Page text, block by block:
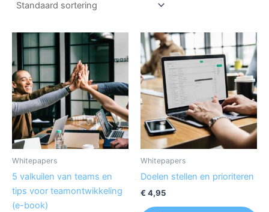
Whitepapers
5 valkuilen van teams en
tips voor teamontwikkeling
(e-book)
Whitepapers
Doelen stellen en prioriteren
€ 4,95